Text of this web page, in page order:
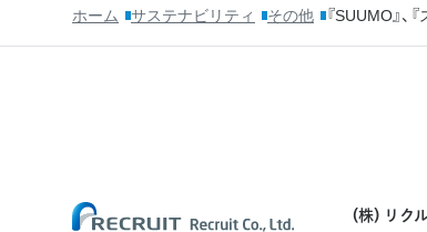
ホーム サステナビリティ その他 『SUUMO』
(株) リク